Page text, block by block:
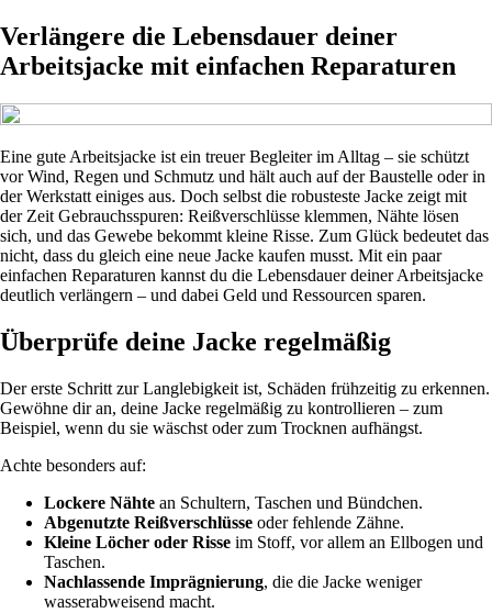
Verlängere die Lebensdauer deiner
Arbeitsjacke mit einfachen Reparaturen
Eine gute Arbeitsjacke ist ein treuer Begleiter im Alltag – sie schützt
vor Wind, Regen und Schmutz und hält auch auf der Baustelle oder in
der Werkstatt einiges aus. Doch selbst die robusteste Jacke zeigt mit
der Zeit Gebrauchsspuren: Reißverschlüsse klemmen, Nähte lösen
sich, und das Gewebe bekommt kleine Risse. Zum Glück bedeutet das
nicht, dass du gleich eine neue Jacke kaufen musst. Mit ein paar
einfachen Reparaturen kannst du die Lebensdauer deiner Arbeitsjacke
deutlich verlängern – und dabei Geld und Ressourcen sparen.
Überprüfe deine Jacke regelmäßig
Der erste Schritt zur Langlebigkeit ist, Schäden frühzeitig zu erkennen.
Gewöhne dir an, deine Jacke regelmäßig zu kontrollieren – zum
Beispiel, wenn du sie wäschst oder zum Trocknen aufhängst.
Achte besonders auf:
Lockere Nähte an Schultern, Taschen und Bündchen.
Abgenutzte Reißverschlüsse oder fehlende Zähne.
Kleine Löcher oder Risse im Stoff, vor allem an Ellbogen und
Taschen.
Nachlassende Imprägnierung, die die Jacke weniger
wasserabweisend macht.